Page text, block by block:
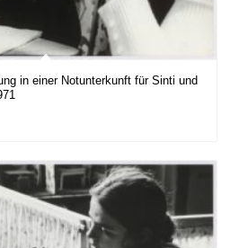
in einer Notunterkunft für Sinti und